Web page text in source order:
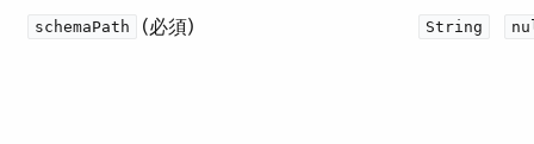
schemaPath ​ (必須) String